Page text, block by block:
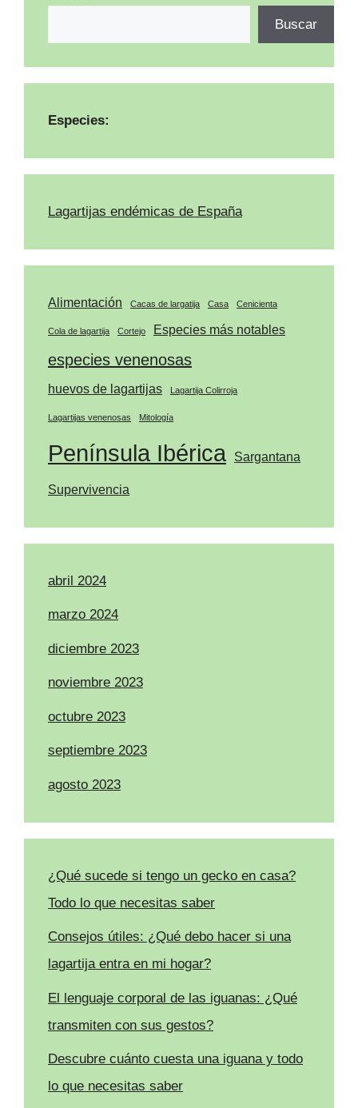
Buscar
Especies:
Lagartijas endémicas de España
Alimentación Cacas de largatija Casa Cenicienta
Cola de lagartija Cortejo Especies más notables
especies venenosas
huevos de lagartijas Lagartija Colirroja
Lagartijas venenosas Mitología
Península Ibérica Sargantana
Supervivencia
abril 2024
marzo 2024
diciembre 2023
noviembre 2023
octubre 2023
septiembre 2023
agosto 2023
¿Qué sucede si tengo un gecko en casa?
Todo lo que necesitas saber
Consejos útiles: ¿Qué debo hacer si una
lagartija entra en mi hogar?
El lenguaje corporal de las iguanas: ¿Qué
transmiten con sus gestos?
Descubre cuánto cuesta una iguana y todo
lo que necesitas saber